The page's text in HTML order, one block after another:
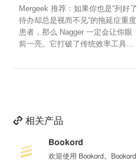
Mergeek 推荐：如果你也是“列好了
待办却总是视而不见”的拖延症重度
患者，那么 Nagger 一定会让你眼
前一亮。它打破了传统效率工具冰
相关产品
Bookord